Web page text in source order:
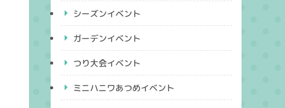
シーズンイベント
ガーデンイベント
つり大会イベント
ミニハニワあつめイベント